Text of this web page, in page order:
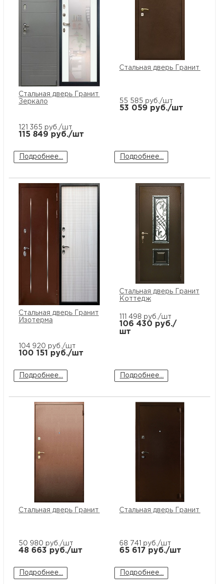
Стальная дверь Гранит C9
Зеркало
121 365 руб./шт
115 849 руб./шт
Подробнее...
Стальная дверь Гранит Дача
55 585 руб./шт
53 059 руб./шт
Подробнее...
Стальная дверь Гранит
Изотерма
104 920 руб./шт
100 151 руб./шт
Подробнее...
Стальная дверь Гранит
Коттедж
111 498 руб./шт
106 430 руб./
шт
Подробнее...
Стальная дверь Гранит М1
50 980 руб./шт
48 663 руб./шт
Подробнее...
Стальная дверь Гранит М2
68 741 руб./шт
65 617 руб./шт
Подробнее...